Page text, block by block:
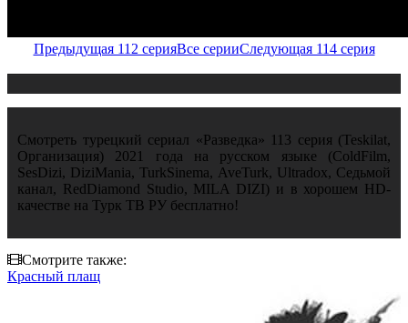
Предыдущая 112 серияВсе серииСледующая 114 серия
Смотреть турецкий сериал «Разведка» 113 серия (Teskilat,
Организация) 2021 года на русском языке (ColdFilm,
SesDizi, DiziMania, TurkSinema, AveTurk, Ultradox, Седьмой
канал, RedDiamond Studio, MILA DIZI) и в хорошем HD-
качестве на Турк ТВ РУ бесплатно!
Смотрите также:
Красный плащ